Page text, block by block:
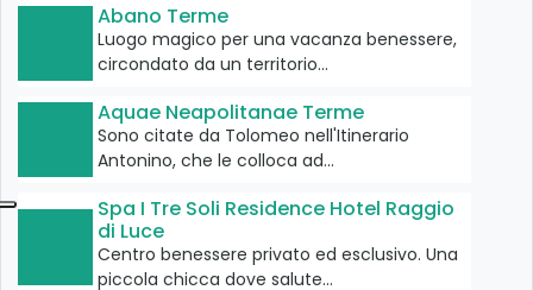
Abano Terme
Luogo magico per una vacanza benessere,
circondato da un territorio…
Aquae Neapolitanae Terme
Sono citate da Tolomeo nell'Itinerario
Antonino, che le colloca ad…
Spa I Tre Soli Residence Hotel Raggio
di Luce
Centro benessere privato ed esclusivo. Una
piccola chicca dove salute…